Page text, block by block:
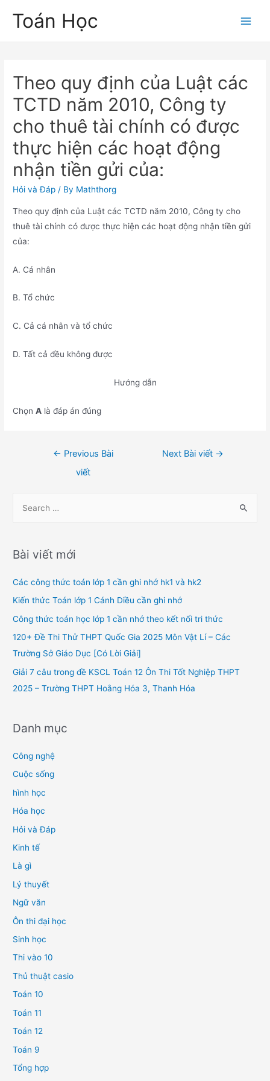
Toán Học
Theo quy định của Luật các
TCTD năm 2010, Công ty
cho thuê tài chính có được
thực hiện các hoạt động
nhận tiền gửi của:
Hỏi và Đáp / By Maththorg
Theo quy định của Luật các TCTD năm 2010, Công ty cho
thuê tài chính có được thực hiện các hoạt động nhận tiền gửi
của:
A. Cá nhân
B. Tổ chức
C. Cả cá nhân và tổ chức
D. Tất cả đều không được
Hướng dẫn
ChọnA là đáp án đúng
← Previous Bài
viết
Next Bài viết →
r
h
f
o
Bài viết mới
Các công thức toán lớp 1 cần ghi nhớ hk1 và hk2
Kiến thức Toán lớp 1 Cánh Diều cần ghi nhớ
Công thức toán học lớp 1 cần nhớ theo kết nối tri thức
120+ Đề Thi Thử THPT Quốc Gia 2025 Môn Vật Lí – Các
Trường Sở Giáo Dục [Có Lời Giải]
Giải 7 câu trong đề KSCL Toán 12 Ôn Thi Tốt Nghiệp THPT
2025 – Trường THPT Hoằng Hóa 3, Thanh Hóa
Danh mục
Công nghệ
Cuộc sống
hình học
Hóa học
Hỏi và Đáp
Kinh tế
Là gì
Lý thuyết
Ngữ văn
Ôn thi đại học
Sinh học
Thi vào 10
Thủ thuật casio
Toán 10
Toán 11
Toán 12
Toán 9
Tổng hợp